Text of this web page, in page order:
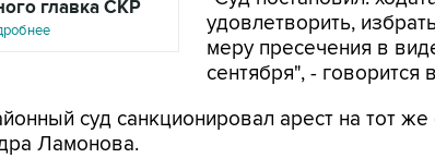
главка СКР
удовлетворить,
меру пресечения в
сентября", - говорится
суд санкционировал арест на тот
Ламонова.